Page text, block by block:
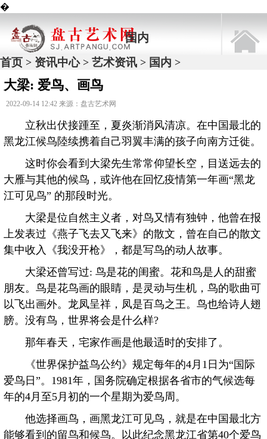
�
国内
首页 > 资讯中心> 艺术资讯 > 国内 >
大梁: 爱鸟、画鸟
2022-09-14 12:42 来源：盘古艺术网
立秋出伏接踵至，夏炎渐消风清凉。在中国最北的
黑龙江候鸟陸续携着自己羽翼丰满的孩子向南方迁徙。
这时你会看到大梁先生常常仰望长空，目送远去的
大雁与其他的候鸟，或许他在回忆疫情第一年画“黑龙
江可见鸟” 的那段时光。
大梁是位自然主义者，对鸟又情有独钟，他曾在报
上发表过《燕子飞去又飞来》的散文，曾在自己的散文
集中收入《我没开枪》，都是写鸟的动人故事。
大梁还曾写过: 鸟是花的闺蜜。花和鸟是人的甜蜜
朋友。鸟是花鸟画的眼睛，是灵动与生机，鸟的歌曲可
以飞出画外。龙凤呈祥，凤是百鸟之王。鸟也给诗人翅
膀。没有鸟，世界将会是什么样?
那年春天，宅家作画是他最适时的安排了。
《世界保护益鸟公约》规定每年的4月1日为“国际
爱鸟日”。1981年，国务院确定根据各省市的气候选每
年的4月至5月初的一个星期为爱鸟周。
他选择画鸟，画黑龙江可见鸟，就是在中国最北方
能够看到的留鸟和候鸟。以此纪念黑龙江省第40个爱鸟